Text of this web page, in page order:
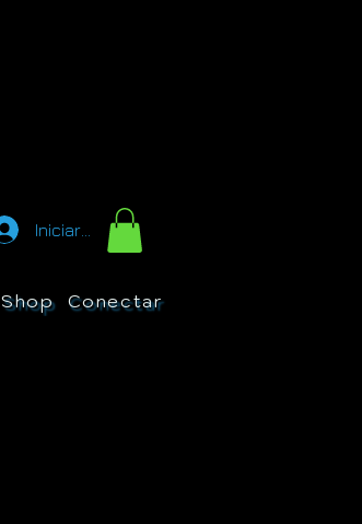
Iniciar sesión
Shop Conectar